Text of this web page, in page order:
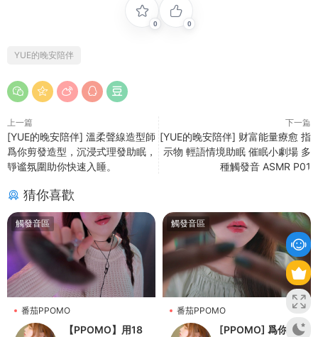
0 0
YUE的晚安陪伴
上一篇
[YUE的晚安陪伴] 溫柔聲線造型師
爲你剪發造型，沉浸式理發助眠，
靜谧氛圍助你快速入睡。
下一篇
[YUE的晚安陪伴] 财富能量療愈 指
示物 輕語情境助眠 催眠小劇場 多
種觸發音 ASMR P01
猜你喜歡
觸發音區
番茄PPOMO
【PPOMO】用18
觸發音區
番茄PPOMO
[PPOMO] 爲你做